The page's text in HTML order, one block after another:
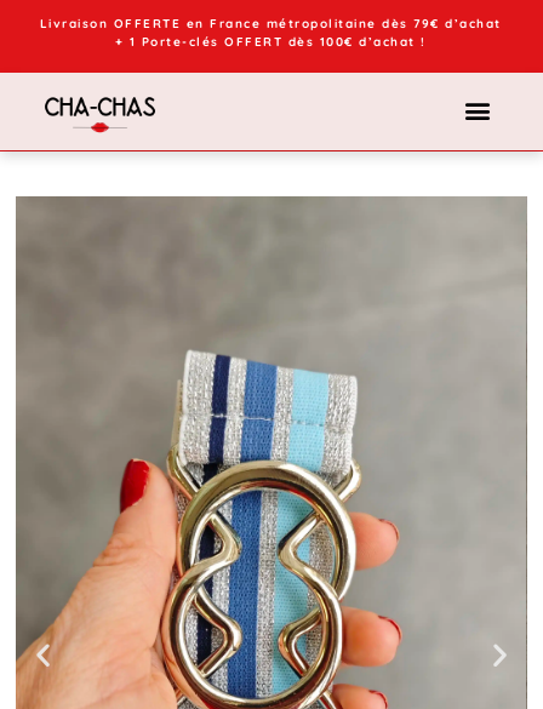
Livraison OFFERTE en France métropolitaine dès 79€ d’achat
+ 1 Porte-clés OFFERT dès 100€ d’achat !